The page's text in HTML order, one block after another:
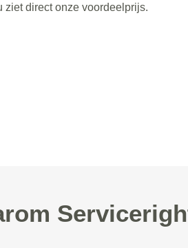
ziet direct onze voordeelprijs.